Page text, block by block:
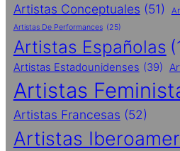
Artistas Conceptuales (51)
Artistas De Performances (25)
Artistas Españolas
Artistas Estadounidenses (39)
Artistas
Artistas Francesas (52)
Artistas